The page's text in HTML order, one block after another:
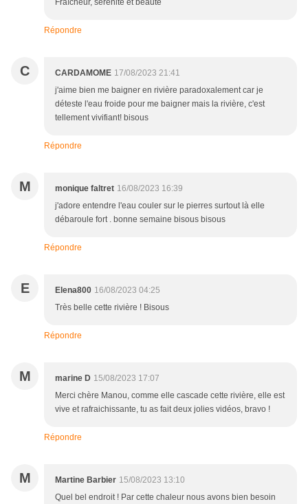
Fraîcheur, sérénité et beauté
Répondre
C CARDAMOME 17/08/2023 21:41
j'aime bien me baigner en rivière paradoxalement car je
déteste l'eau froide pour me baigner mais la rivière, c'est
tellement vivifiant! bisous
Répondre
M monique faltret 16/08/2023 16:39
j'adore entendre l'eau couler sur le pierres surtout là elle
débaroule fort . bonne semaine bisous bisous
Répondre
E Elena800 16/08/2023 04:25
Très belle cette rivière ! Bisous
Répondre
M marine D 15/08/2023 17:07
Merci chère Manou, comme elle cascade cette rivière, elle est
vive et rafraichissante, tu as fait deux jolies vidéos, bravo !
Répondre
M Martine Barbier 15/08/2023 13:10
Quel bel endroit ! Par cette chaleur nous avons bien besoin